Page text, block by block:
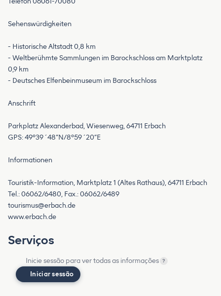
Sehenswürdigkeiten
- Historische Altstadt 0,8 km
- Weltberühmte Sammlungen im Barockschloss am Marktplatz
0,9 km
- Deutsches Elfenbeinmuseum im Barockschloss
Anschrift
Parkplatz Alexanderbad, Wiesenweg, 64711 Erbach
GPS: 49°39´48“N/8°59´20“E
Informationen
Touristik-Information, Marktplatz 1 (Altes Rathaus), 64711 Erbach
tourismus@erbach.de
www.erbach.de
Serviços
Inicie sessão para ver todas as informações ?
Iniciar sessão